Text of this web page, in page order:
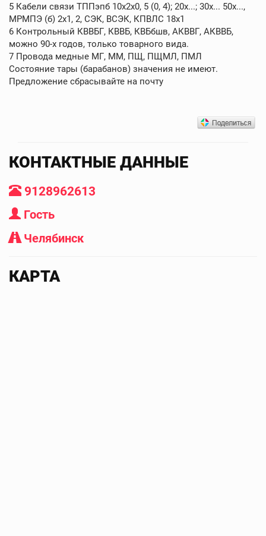
5 Кабели связи ТППэпб 10х2х0, 5 (0, 4); 20х...; 30х... 50х...,
МРМПЭ (б) 2х1, 2, СЭК, ВСЭК, КПВЛС 18х1
6 Контрольный КВВБГ, КВВБ, КВБбшв, АКВВГ, АКВВБ,
можно 90-х годов, только товарного вида.
7 Провода медные МГ, ММ, ПЩ, ПЩМЛ, ПМЛ
Состояние тары (барабанов) значения не имеют.
Предложение сбрасывайте на почту
КОНТАКТНЫЕ ДАННЫЕ
9128962613
Гость
Челябинск
КАРТА